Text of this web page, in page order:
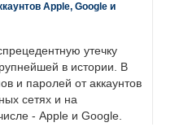
Apple, Google и
утечку
в истории. В
и паролей от аккаунтов
сетях и на
- Apple и Google.